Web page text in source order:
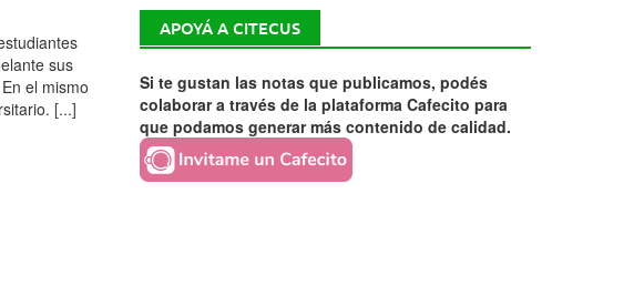
sus
el mismo
[...]
APOYÁ A CITECUS
Si te gustan las notas que publicamos, podés
colaborar a través de la plataforma Cafecito para
que podamos generar más contenido de calidad.